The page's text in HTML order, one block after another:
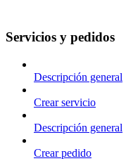
Servicios y pedidos
Descripción general
Crear servicio
Descripción general
Crear pedido